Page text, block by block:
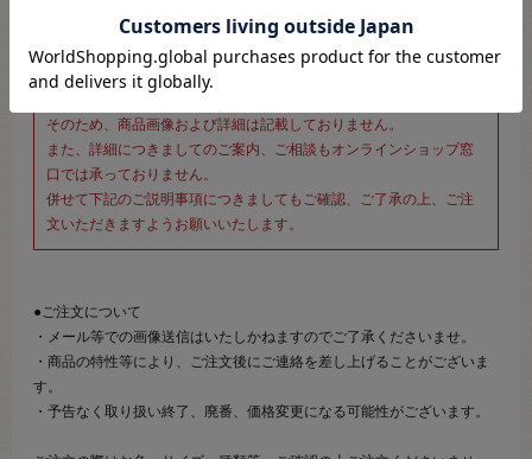
※新宿オカダヤ本店お取り扱い商品のご注文専用ページです※
こちらのページは、店頭にてあらかじめ商品詳細および商品コード
そのため、商品画像および詳細は記載しておりません。
また、詳細につきましてのご案内、ご相談もオンラインショップ窓
口では承っておりません。
併せて下記のご説明事項につきましてもご確認、ご了承の上、ご注
文いただきますようお願いいたします。
●ご注文について
・メール等での画像送信はいたしかねますのでご了承くださいませ。
・商品の特性等により、ご注文後にご連絡を差し上げることがございま
す。
・予告なく取り扱い終了、廃番、価格変更になる可能性がございます。